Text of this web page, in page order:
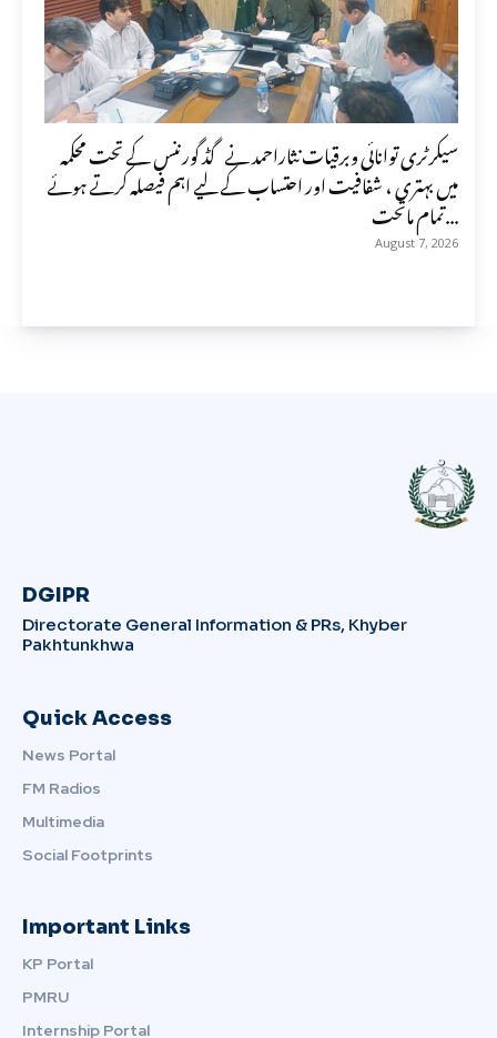
سیکرٹری توانائی وبرقیات نثاراحمد نے گڈ گورننس کے تحت محکمہ
میں بہتری ، شفافیت اور احتساب کے لیے اہم فیصلہ کرتے ہوئے
تمام ماتحت...
August 7, 2026
DGIPR
Directorate General Information & PRs, Khyber
Pakhtunkhwa
Quick Access
News Portal
FM Radios
Multimedia
Social Footprints
Important Links
KP Portal
PMRU
Internship Portal